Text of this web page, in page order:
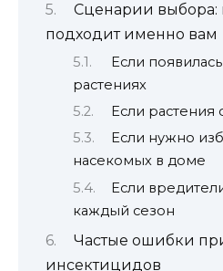
Сценарии выбора:
подходит именно вам
Если
растениях
Если растения
Если нужно
насекомых в доме
Если
каждый сезон
Частые ошибки
инсектицидов